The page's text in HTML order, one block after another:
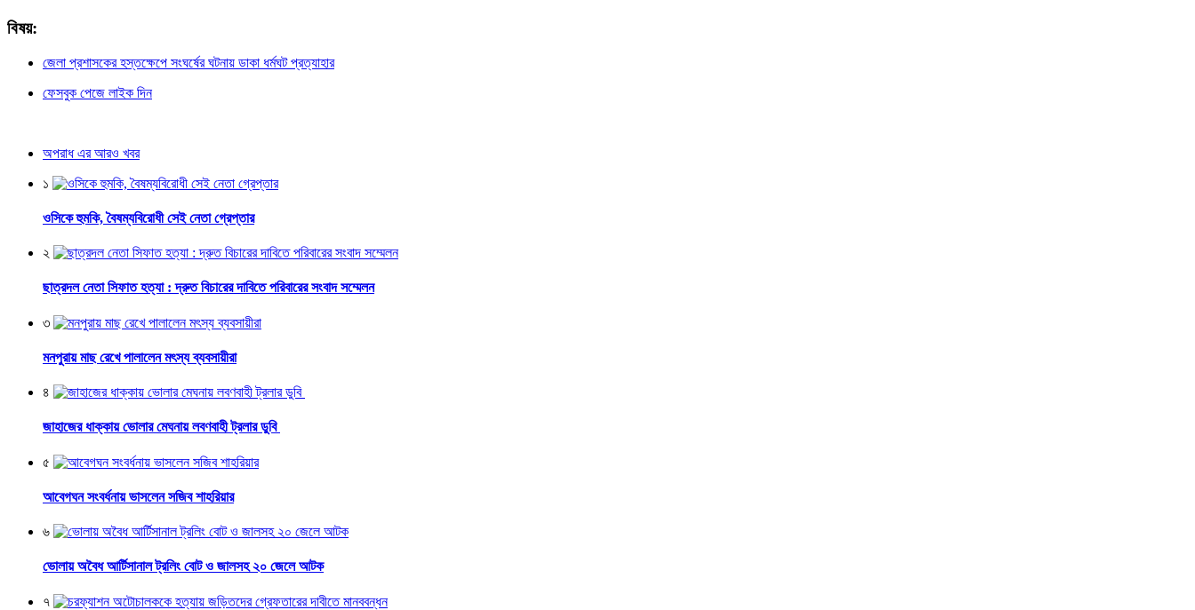
বিষয়:
জেলা প্রশাসকের হস্তক্ষেপে সংঘর্ষের ঘটনায় ডাকা ধর্মঘট প্রত্যাহার
ফেসবুক পেজে লাইক দিন
অপরাধ এর আরও খবর
১
ওসিকে হুমকি, বৈষম্যবিরোধী সেই নেতা গ্রেপ্তার
২
ছাত্রদল নেতা সিফাত হত্যা : দ্রুত বিচারের দাবিতে পরিবারের সংবাদ সম্মেলন
৩
মনপুরায় মাছ রেখে পালালেন মৎস্য ব্যবসায়ীরা
৪
জাহাজের ধাক্কায় ভোলার মেঘনায় লবণবাহী ট্রলার ডুবি
৫
আবেগঘন সংবর্ধনায় ভাসলেন সজিব শাহরিয়ার
৬
ভোলায় অবৈধ আর্টিসানাল ট্রলিং বোট ও জালসহ ২০ জেলে আটক
৭